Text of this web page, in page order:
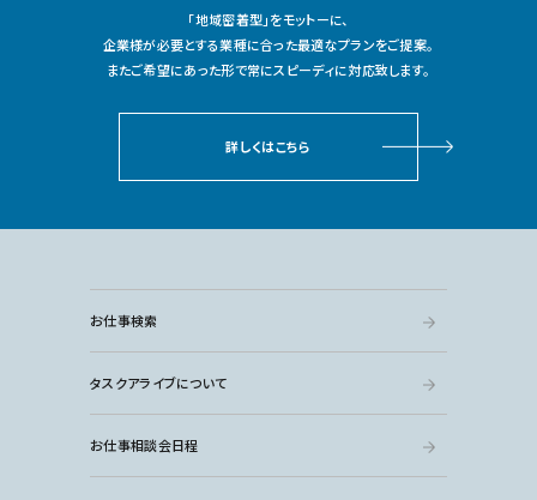
「地域密着型」をモットーに、
企業様が必要とする業種に合った最適なプランをご提案。
またご希望にあった形で常にスピーディに対応致します。
詳しくはこちら
お仕事検索
タスクアライブについて
お仕事相談会日程